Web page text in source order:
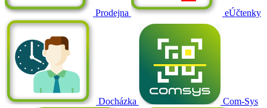
Prodejna eÚčtenky
Docházka Com-Sys